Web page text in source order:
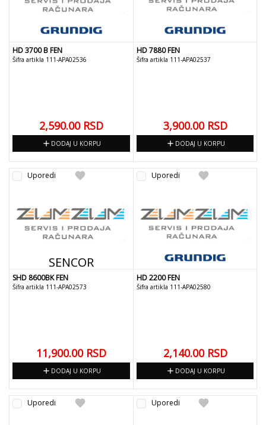
HD 3700 B FEN
Šifra artikla 111-APA02536
2,590.00 RSD
add DODAJ U KORPU
HD 7880 FEN
Šifra artikla 111-APA02537
3,900.00 RSD
add DODAJ U KORPU
favorite
Uporedi
SENCOR
SHD 8600BK FEN
Šifra artikla 111-APA02573
11,900.00 RSD
add DODAJ U KORPU
favorite
Uporedi
HD 2200 FEN
Šifra artikla 111-APA02580
2,140.00 RSD
add DODAJ U KORPU
favorite
Uporedi favorite
Uporedi